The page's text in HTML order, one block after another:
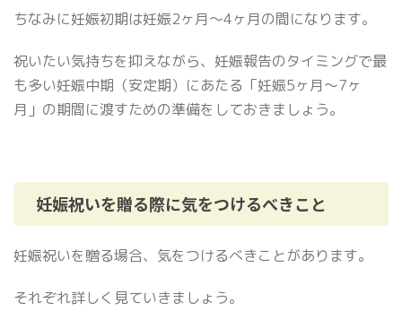
ちなみに妊娠初期は妊娠2ヶ月〜4ヶ月の間になります。
祝いたい気持ちを抑えながら、妊娠報告のタイミングで最
も多い妊娠中期（安定期）にあたる「妊娠5ヶ月〜7ヶ
月」の期間に渡すための準備をしておきましょう。
妊娠祝いを贈る際に気をつけるべきこと
妊娠祝いを贈る場合、気をつけるべきことがあります。
それぞれ詳しく見ていきましょう。